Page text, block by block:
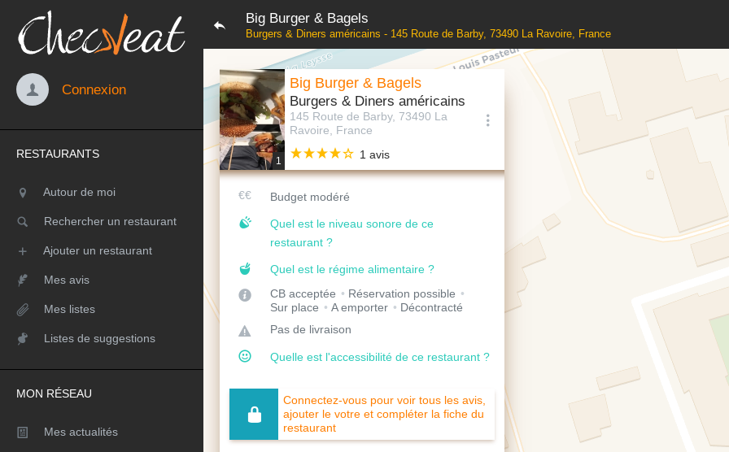
Big Burger & Bagels
Burgers & Diners américains - 145 Route de Barby, 73490 La Ravoire, France
Connexion
RESTAURANTS
Autour de moi
Rechercher un restaurant
Ajouter un restaurant
Mes avis
Mes listes
Listes de suggestions
MON RÉSEAU
Mes actualités
1
Big Burger & Bagels
Burgers & Diners américains
145 Route de Barby, 73490 La
Ravoire, France
1 avis
Budget modéré
Quel est le niveau sonore de ce
restaurant ?
Quel est le régime alimentaire ?
CB acceptée
Réservation possible
Sur place
A emporter
Décontracté
Pas de livraison
Quelle est l'accessibilité de ce restaurant ?
Connectez-vous pour voir tous les avis,
ajouter le votre et compléter la fiche du
restaurant